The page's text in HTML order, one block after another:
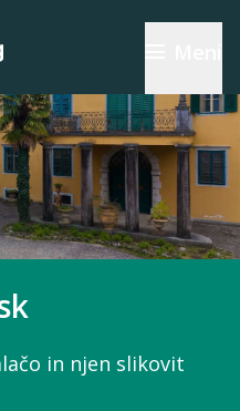
Coronini Cronberg
in njen slikovit